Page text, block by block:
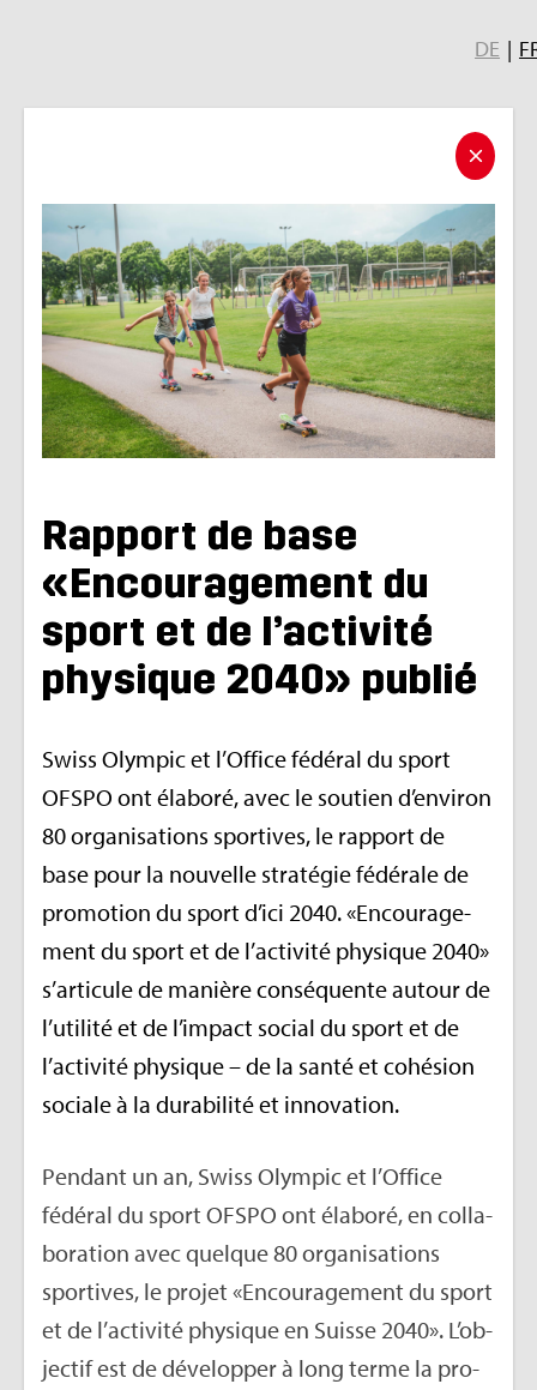
DE |
Rap­port de base
«Encou­ra­ge­ment du
sport et de l’ac­ti­vité
phy­sique 2040» publié
Swiss Olym­pic et l’Of­fice fédé­ral du sport
OFSPO ont éla­boré, avec le sou­tien d’en­vi­ron
80 orga­ni­sa­tions spor­tives, le rap­port de
base pour la nou­velle stra­té­gie fédé­rale de
pro­mo­tion du sport d’ici 2040. «Encou­ra­ge­
ment du sport et de l’ac­ti­vité phy­sique 2040»
s’ar­ti­cule de manière consé­quente autour de
l’uti­lité et de l’im­pact social du sport et de
l’ac­ti­vité phy­sique – de la santé et cohé­sion
sociale à la dura­bi­lité et inno­va­tion.
Pen­dant un an, Swiss Olym­pic et l’Of­fice
fédé­ral du sport OFSPO ont éla­boré, en col­la­
bo­ra­tion avec quelque 80 orga­ni­sa­tions
spor­tives, le pro­jet «Encou­ra­ge­ment du sport
et de l’ac­ti­vité phy­sique en Suisse 2040». L’ob­
jec­tif est de déve­lop­per à long terme la pro­